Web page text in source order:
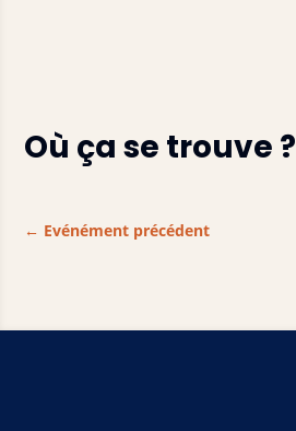
Où ça se trouve ?
← Evénément précédent